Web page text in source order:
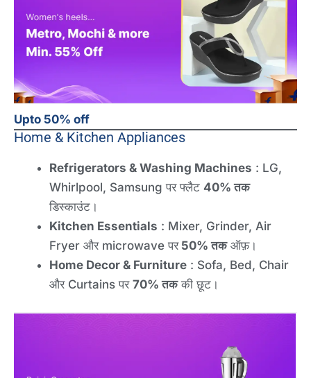
Upto 50% off
Home & Kitchen Appliances
Refrigerators & Washing Machines : LG,
Whirlpool, Samsung पर फ्लैट 40% तक
डिस्काउंट।
Kitchen Essentials : Mixer, Grinder, Air
Fryer और microwave पर50% तकऑफ़।
Home Decor & Furniture : Sofa, Bed, Chair
और Curtains पर 70% तककी छूट।